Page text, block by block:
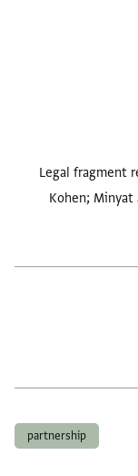
Legal fragment
Kohen;
partnership